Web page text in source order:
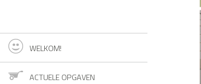
WELKOM!
ACTUELE OPGAVEN